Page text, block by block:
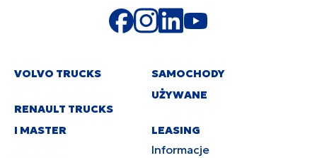
VOLVO TRUCKS
RENAULT TRUCKS
I MASTER
SAMOCHODY
UŻYWANE
LEASING
Informacje